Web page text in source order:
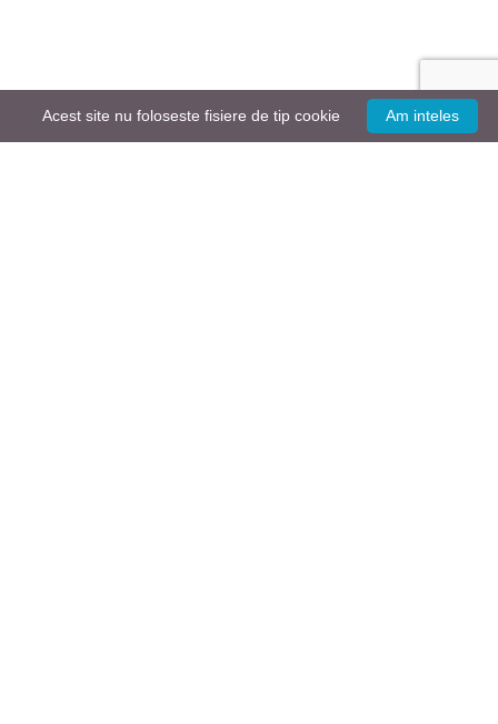
Am inteles
Acest site nu foloseste fisiere de tip cookie